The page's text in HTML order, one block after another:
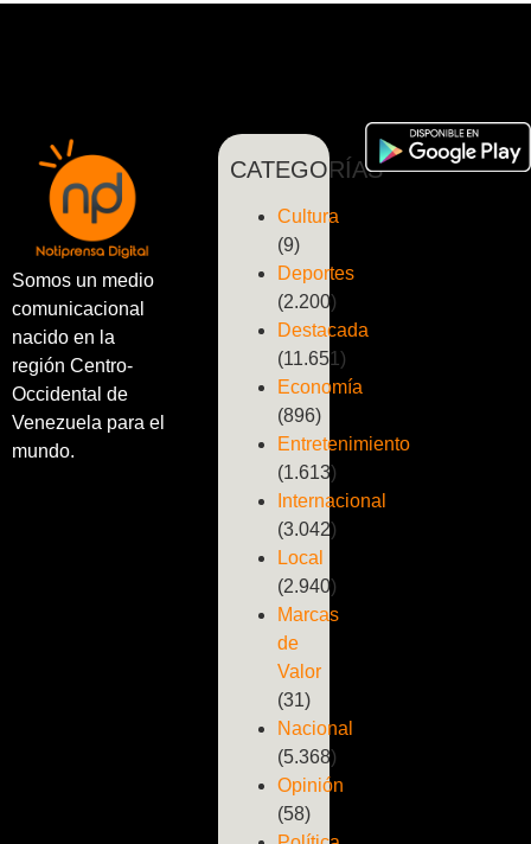
Somos un medio
comunicacional
nacido en la
región Centro-
Occidental de
Venezuela para el
mundo.
CATEGORÍAS
Cultura
(9)
Deportes
(2.200)
Destacada
(11.651)
Economía
(896)
Entretenimiento
(1.613)
Internacional
(3.042)
Local
(2.940)
Marcas
de
Valor
(31)
Nacional
(5.368)
Opinión
(58)